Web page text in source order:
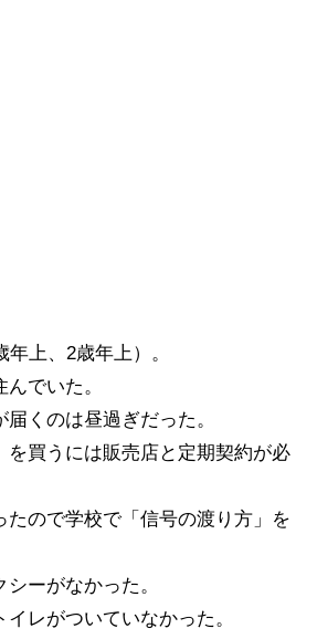
年上、2歳年上）。
でいた。
くのは昼過ぎだった。
買うには販売店と定期契約が必
ので学校で「信号の渡り方」を
ーがなかった。
イレがついていなかった。